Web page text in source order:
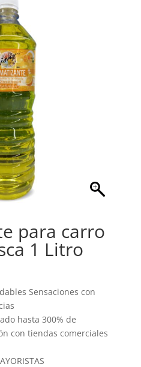
para carro
1 Litro
Sensaciones con
hasta 300% de
con tiendas comerciales